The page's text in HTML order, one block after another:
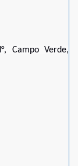
Campo Verde,